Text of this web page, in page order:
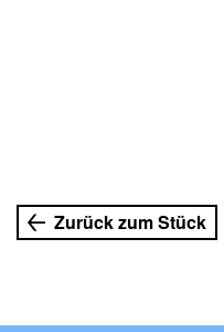
Zurück zum Stück